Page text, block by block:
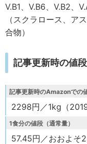
V.B1、V.B6、V.B2、
（スクラロース、ア
合物）
記事更新時の値段
記事更新時のAmazonでの
2298円／1kg（2019
1食分の値段（通常量）
57.45円／おおよそ